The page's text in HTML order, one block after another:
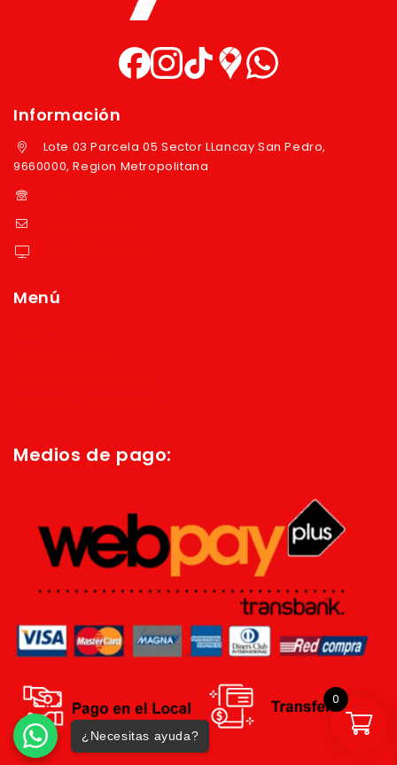
Información
Lote 03 Parcela 05 Sector LLancay San Pedro,
9660000, Region Metropolitana
Menú
Medios de pago:
¿Necesitas ayuda?
0